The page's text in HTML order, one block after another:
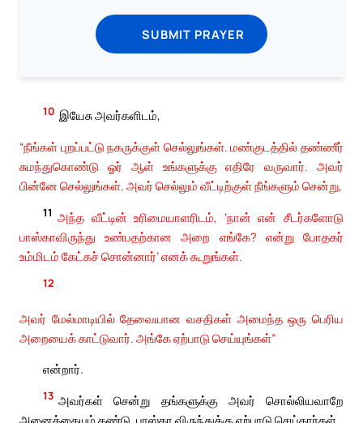
SUBMIT PRAYER
10 இயேசு அவர்களிடம்,
“நீங்கள் புறப்பட்டு நகருக்குள் செல்லுங்கள். மண்குடத்தில் தண்ணீர்
சுமந்துகொண்டு ஓர் ஆள் உங்களுக்கு எதிரே வருவார். அவர்
பின்னே செல்லுங்கள். அவர் செல்லும் வீட்டிற்குள் நீங்களும் சென்று,
11 அந்த வீட்டின் உரிமையாளரிடம், ‘நான் என் சீடர்களோடு
பாஸ்காவிருந்து உண்பதற்கான அறை எங்கே? என்று போதகர்
உம்மிடம் கேட்கச் சொன்னார்’ எனக் கூறுங்கள்.
12
அவர் மேல்மாடியில் தேவையான வசதிகள் அமைந்த ஒரு பெரிய
அறையைக் காட்டுவார். அங்கே ஏற்பாடு செய்யுங்கள்”
என்றார்.
13 அவர்கள் சென்று தங்களுக்கு அவர் சொல்லியவாறே
அனைத்தையும் கண்டு, பாஸ்கா விருந்துக்கு ஏற்பாடு செய்தார்கள்.